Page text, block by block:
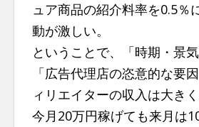
ュア商品の紹介料率を0.5％
動が激しい。
ということで、「時期・景気
「広告代理店の恣意的な要
ィリエイターの収入は大きく
今月20万円稼げても来月は